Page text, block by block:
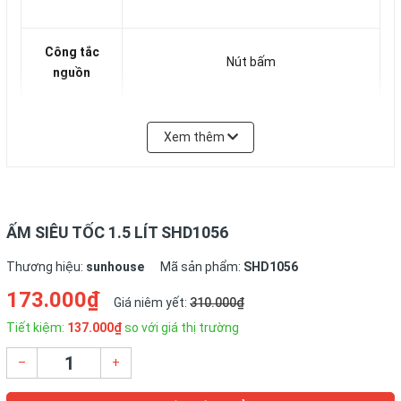
Công tắc
nguồn
Nút bấm
Không
thân bình
Thép không gỉ cao cấp
Đặc điểm
khác
Thân ấm xoay 360 độ, tự động ngắt khi
nước sôi, quai làm bằng nhựa chịu nhiệt
Xem thêm
ẤM SIÊU TỐC 1.5 LÍT SHD1056
Thương hiệu: sunhouse Mã sản phẩm: SHD1056
173.000₫ Giá niêm yết: 310.000₫
Tiết kiệm: 137.000₫so với giá thị trường
– +